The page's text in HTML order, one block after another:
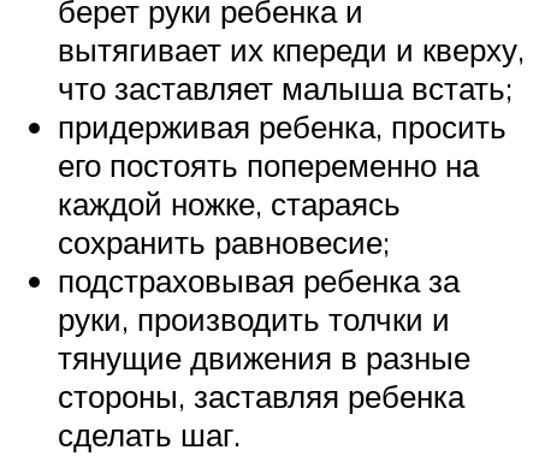
берет руки ребенка и
вытягивает их кпереди и кверху,
что заставляет малыша встать;
придерживая ребенка, просить
его постоять попеременно на
каждой ножке, стараясь
сохранить равновесие;
подстраховывая ребенка за
руки, производить толчки и
тянущие движения в разные
стороны, заставляя ребенка
сделать шаг.